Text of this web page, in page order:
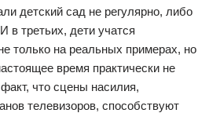
детский сад не регулярно, либо
в третьих, дети учатся
только на реальных примерах, но
время практически не
что сцены насилия,
телевизоров, способствуют